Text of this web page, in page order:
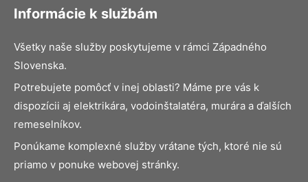
Informácie k službám
Všetky naše služby poskytujeme v rámci Západného
Slovenska.
Potrebujete pomôcť v inej oblasti? Máme pre vás k
dispozícii aj elektrikára, vodoinštalatéra, murára a ďalších
remeselníkov.
Ponúkame komplexné služby vrátane tých, ktoré nie sú
priamo v ponuke webovej stránky.